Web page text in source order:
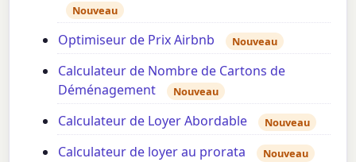
Nouveau
Optimiseur de Prix Airbnb Nouveau
Calculateur de Nombre de Cartons de
Déménagement
Nouveau
Calculateur de Loyer Abordable Nouveau
Calculateur de loyer au prorata Nouveau